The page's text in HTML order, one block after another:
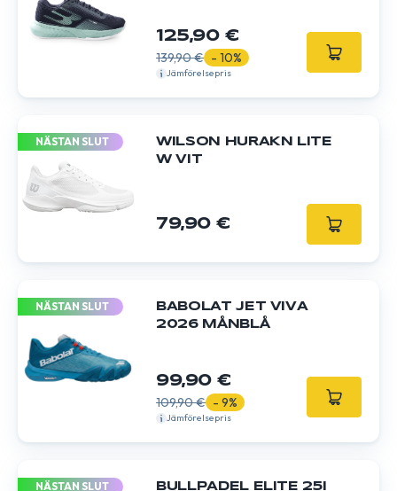
125,90 €
139,90 € - 10%
Jämförelsepris
NÄSTAN SLUT
WILSON HURAKN LITE
W VIT
79,90 €
NÄSTAN SLUT
BABOLAT JET VIVA
2026 MÅNBLÅ
99,90 €
109,90 € - 9%
Jämförelsepris
NÄSTAN SLUT
BULLPADEL ELITE 25I